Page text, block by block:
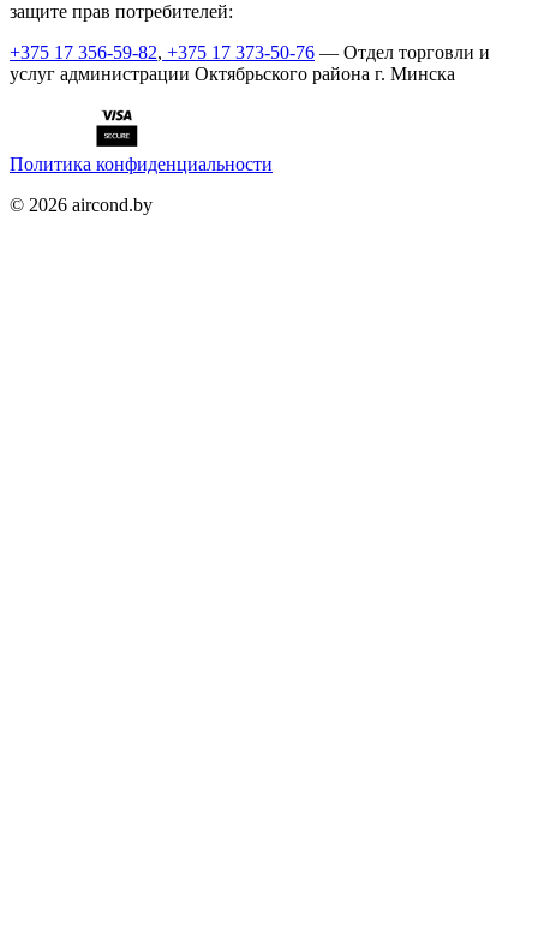
защите прав потребителей:
+375 17 356-59-82, +375 17 373-50-76 — Отдел торговли и
услуг администрации Октябрьского района г. Минска
Политика конфиденциальности
© 2026 aircond.by